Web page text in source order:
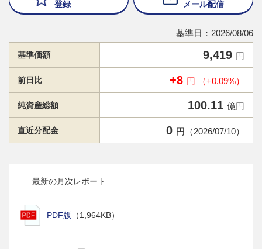
登録
メール配信
基準日：2026/08/06
基準価額 9,419 円
前日比 +8 円 （+0.09%）
純資産総額 100.11 億円
直近分配金 0 円（2026/07/10）
最新の月次レポート
PDF版 （1,964KB）